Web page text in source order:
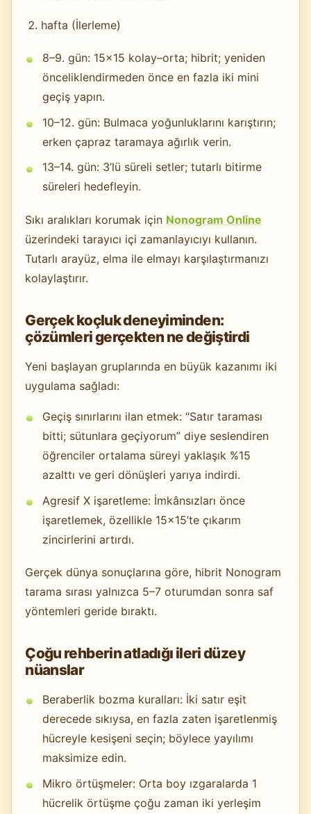
hafta (İlerleme)
8–9. gün: 15×15 kolay–orta; hibrit; yeniden
önceliklendirmeden önce en fazla iki mini
geçiş yapın.
10–12. gün: Bulmaca yoğunluklarını karıştırın;
erken çapraz taramaya ağırlık verin.
13–14. gün: 3’lü süreli setler; tutarlı bitirme
süreleri hedefleyin.
Sıkı aralıkları korumak için Nonogram Online
üzerindeki tarayıcı içi zamanlayıcıyı kullanın.
Tutarlı arayüz, elma ile elmayı karşılaştırmanızı
kolaylaştırır.
Gerçek koçluk deneyiminden:
çözümleri gerçekten ne değiştirdi
Yeni başlayan gruplarında en büyük kazanımı iki
uygulama sağladı:
Geçiş sınırlarını ilan etmek: “Satır taraması
bitti; sütunlara geçiyorum” diye seslendiren
öğrenciler ortalama süreyi yaklaşık %15
azalttı ve geri dönüşleri yarıya indirdi.
Agresif X işaretleme: İmkânsızları önce
işaretlemek, özellikle 15×15’te çıkarım
zincirlerini artırdı.
Gerçek dünya sonuçlarına göre, hibrit Nonogram
tarama sırası yalnızca 5–7 oturumdan sonra saf
yöntemleri geride bıraktı.
Çoğu rehberin atladığı ileri düzey
nüanslar
Beraberlik bozma kuralları: İki satır eşit
derecede sıkıysa, en fazla zaten işaretlenmiş
hücreyle kesişeni seçin; böylece yayılımı
maksimize edin.
Mikro örtüşmeler: Orta boy ızgaralarda 1
hücrelik örtüşme çoğu zaman iki yerleşim